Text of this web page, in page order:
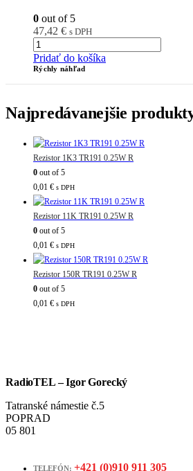
0 out of 5
47,42 € s DPH
Pridať do košíka
Rýchly náhľad
Najpredávanejšie
Rezistor 1K3 TR191 0.25W R
0 out of 5
0,01 € s DPH
Rezistor 11K TR191 0.25W R
0 out of 5
0,01 € s DPH
Rezistor 150R TR191 0.25W R
0 out of 5
0,01 € s DPH
RadioTEL – Igor Gorecký
Tatranské námestie č.5
POPRAD
05 801
TELEFÓN: +421 (0)910 911 305